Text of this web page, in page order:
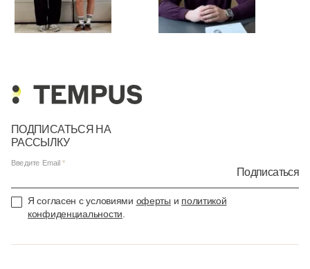
ПОДПИСАТЬСЯ НА
РАССЫЛКУ
Введите Email
Подписаться
Я согласен с условиями оферты и политикой
конфиденциальности